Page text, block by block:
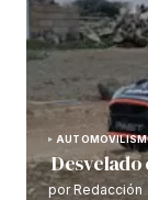
Desvelado
por Redacción